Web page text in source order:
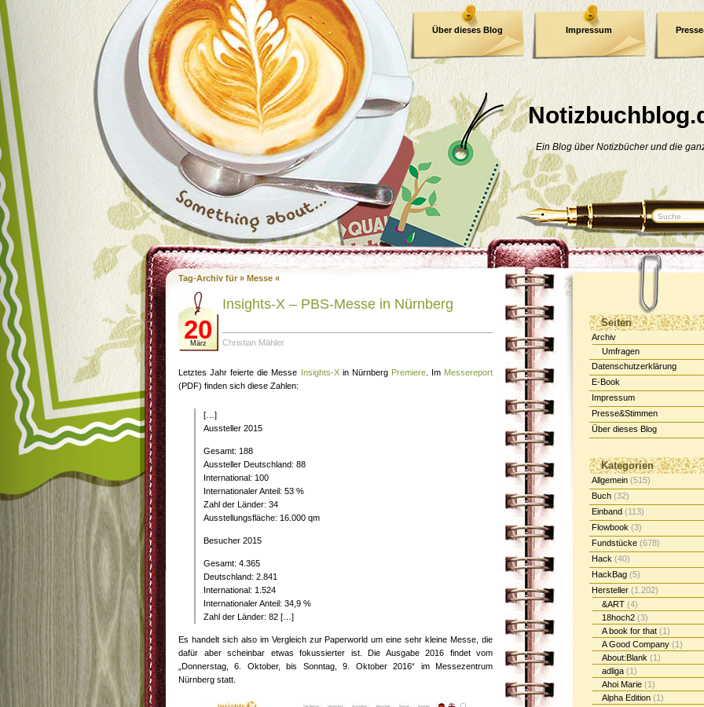
Ein Blog über Notizbücher und die
Über dieses Blog Impressum
Datenschutzerklärung
Tag-Archiv für » Messe «
20
März
Insights-X – PBS-Messe in Nürnberg
Christian Mähler
Letztes Jahr feierte die Messe Insights-Xin Nürnberg Premiere. Im Messereport
(PDF) finden sich diese Zahlen:
[…]
Aussteller 2015
Gesamt: 188
Aussteller Deutschland: 88
International: 100
Internationaler Anteil: 53 %
Zahl der Länder: 34
Ausstellungsfläche: 16.000 qm
Besucher 2015
Gesamt: 4.365
Deutschland: 2.841
International: 1.524
Internationaler Anteil: 34,9 %
Zahl der Länder: 82 […]
Es handelt sich also im Vergleich zur Paperworld um eine sehr kleine Messe, die
dafür aber scheinbar etwas fokussierter ist. Die Ausgabe 2016 findet vom
„Donnerstag, 6. Oktober, bis Sonntag, 9. Oktober 2016“ im Messezentrum
Nürnberg statt.
Seiten
Archiv
Umfragen
Datenschutzerklärung
E-Book
Impressum
Presse&Stimmen
Über dieses Blog
Kategorien
Allgemein (515)
Buch (32)
Einband (113)
Flowbook (3)
Fundstücke (678)
Hack (40)
HackBag (5)
Hersteller (1.202)
&ART (4)
18hoch2 (3)
A book for that (1)
A Good Company (1)
About:Blank (1)
adliga (1)
Ahoi Marie (1)
Alpha Edition (1)